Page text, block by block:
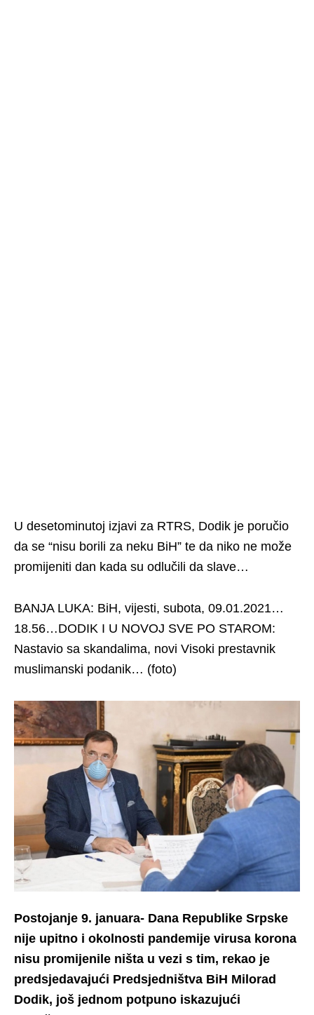
U desetominutoj izjavi za RTRS, Dodik je poručio
da se “nisu borili za neku BiH” te da niko ne može
promijeniti dan kada su odlučili da slave…
BANJA LUKA: BiH, vijesti, subota, 09.01.2021…
18.56…DODIK I U NOVOJ SVE PO STAROM:
Nastavio sa skandalima, novi Visoki prestavnik
muslimanski podanik… (foto)
Postojanje 9. januara- Dana Republike Srpske
nije upitno i okolnosti pandemije virusa korona
nisu promijenile ništa u vezi s tim, rekao je
predsjedavajući Predsjedništva BiH Milorad
Dodik, još jednom potpuno iskazujući